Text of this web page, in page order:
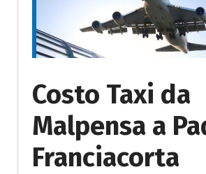
Costo Taxi da
Malpensa a
Franciacorta